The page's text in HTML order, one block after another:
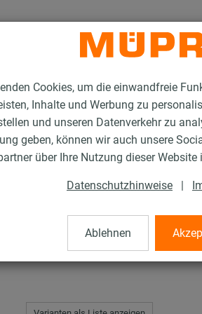
Cookies, um die einwandfreie
Inhalte und Werbung zu
und unseren Datenverkehr zu
geben, können wir auch unsere
über Ihre Nutzung dieser Website
Datenschutzhinweise |
Ablehnen
Montageteile Sechskantmuttern